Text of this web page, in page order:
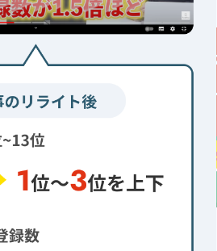
キーワード調査・戦略整
でお伝